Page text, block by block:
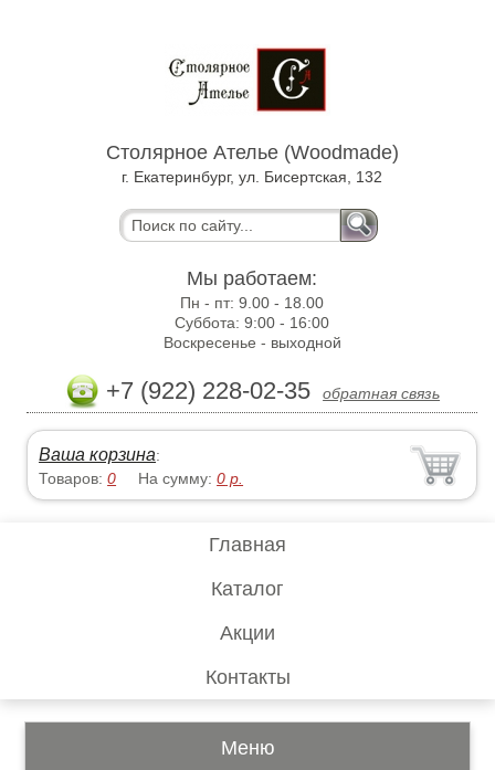
Столярное Ателье (Woodmade)
г. Екатеринбург, ул. Бисертская, 132
Мы работаем:
Пн - пт:9.00 - 18.00
Суббота:9:00 - 16:00
Воскресенье - выходной
+7 (922) 228-02-35 обратная связь
Ваша корзина:
Товаров:0 На сумму:0 р.
Главная
Каталог
Акции
Контакты
Меню